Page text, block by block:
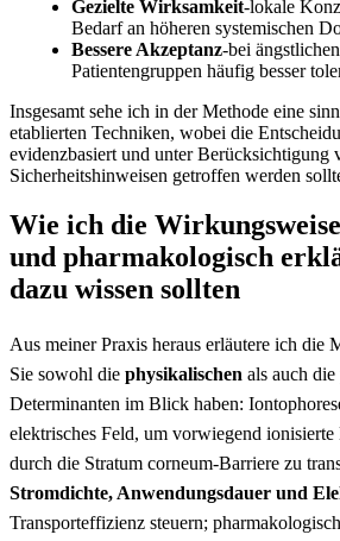
Gezielte Wirksamkeit-lokale
Bedarf an höheren systemischen
Bessere ​Akzeptanz-bei
Patientengruppen ⁢häufig ‌besser‍
Insgesamt sehe ⁤ich in der Methode eine
etablierten ⁤Techniken, wobei die
evidenzbasiert und unter Berücksichtigung
Sicherheitshinweisen getroffen werden
Wie ich die
und pharmakologisch
dazu wissen ⁤sollten
Aus ⁤meiner Praxis​ heraus erläutere ich die
‌Sie‌ sowohl die physikalischen als⁣ auch die
Determinanten im ‌Blick ⁣haben:
elektrisches Feld, um vorwiegend
durch die ​Stratum ‌corneum‑Barriere⁤ zu
Stromdichte, Anwendungsdauer und
Transporteffizienz steuern;